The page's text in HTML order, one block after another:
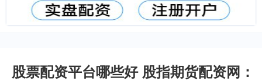
股票配资平台哪些好 股指期货配资网：